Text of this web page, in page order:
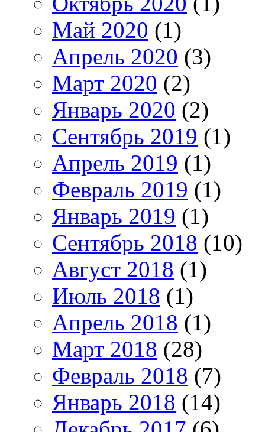
Май 2020 (1)
Апрель 2020 (3)
Март 2020 (2)
Январь 2020 (2)
Сентябрь 2019 (1)
Апрель 2019 (1)
Февраль 2019 (1)
Январь 2019 (1)
Сентябрь 2018 (10)
Август 2018 (1)
Июль 2018 (1)
Апрель 2018 (1)
Март 2018 (28)
Февраль 2018 (7)
Январь 2018 (14)